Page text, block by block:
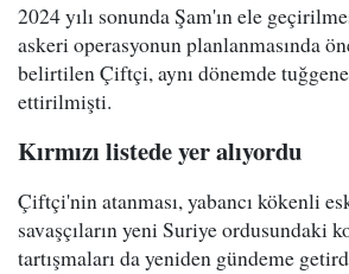
2024 yılı sonunda Şam'ın ele
askeri operasyonun planlanmasında
belirtilen Çiftçi, aynı dönemde
ettirilmişti.
Kırmızı listede yer alıyordu
Çiftçi'nin atanması, yabancı kökenli
savaşçıların yeni Suriye ordusundaki
tartışmaları da yeniden gündeme